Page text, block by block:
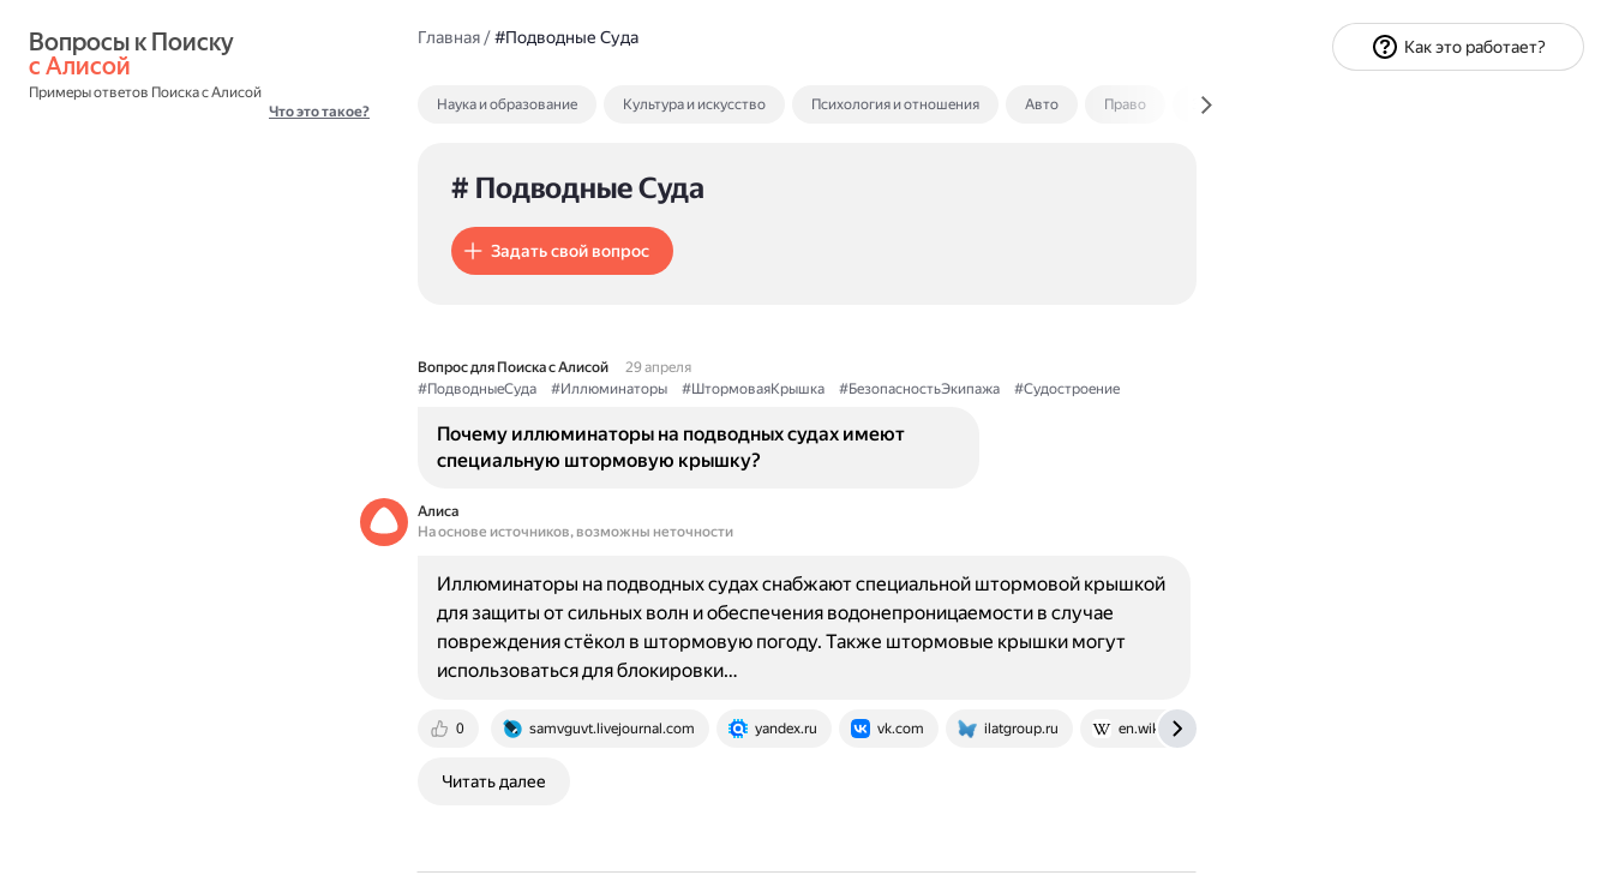
с Алисой
Примеры ответов Поиска с Алисой
Что это такое?
Главная/#Подводные Суда
Наука и образование Культура и искусство Психология и отношения Авто Право Экономика и финансы
# Подводные Суда
Задать свой вопрос
Вопрос для Поиска с Алисой
29 апреля
#ПодводныеСуда
#Иллюминаторы #ШтормоваяКрышка #БезопасностьЭкипажа #Судостроение
Почему иллюминаторы на подводных судах имеют
специальную штормовую крышку?
Алиса
На основе источников, возможны неточности
0 samvguvt.livejournal.com yandex.ru vk.com ilatgroup.ru en.wikipedia.org
Иллюминаторы на подводных судах снабжают специальной штормовой крышкой
для защиты от сильных волн и обеспечения водонепроницаемости в случае
повреждения стёкол в штормовую погоду. Также штормовые крышки могут
использоваться для блокировки…
Читать далее
Как это работает?